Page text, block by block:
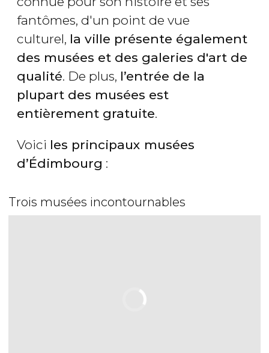
fantômes, d'un point de vue
culturel, la ville présente également
des musées et des galeries d'art de
qualité. De plus, l’entrée de la
plupart des musées est
entièrement gratuite.
Voici les principaux musées
d’Édimbourg :
Trois musées incontournables